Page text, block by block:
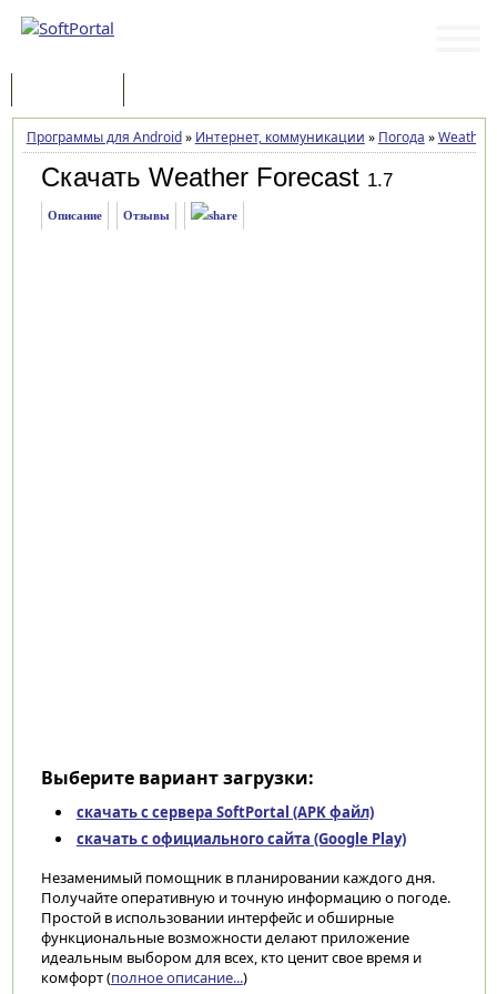
Программы для Android» Интернет, коммуникации » Погода »Weather
Скачать Weather Forecast 1.7
Описание Отзывы
Выберите вариант загрузки:
скачать с сервера SoftPortal (APK файл)
скачать с официального сайта (Google Play)
Незаменимый помощник в планировании каждого дня.
Получайте оперативную и точную информацию о погоде.
Простой в использовании интерфейс и обширные
функциональные возможности делают приложение
идеальным выбором для всех, кто ценит свое время и
комфорт (полное описание...)